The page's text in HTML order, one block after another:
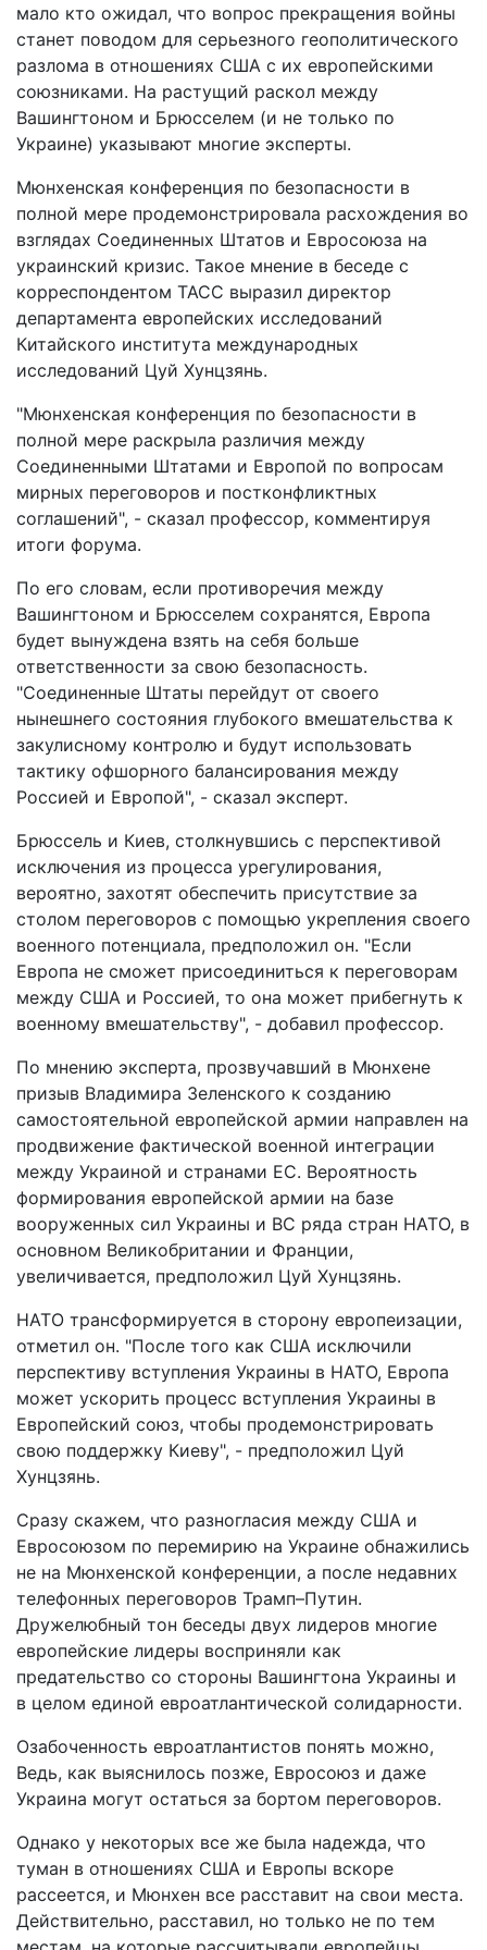
мало кто ожидал, что вопрос прекращения войны
станет поводом для серьезного геополитического
разлома в отношениях США с их европейскими
союзниками. На растущий раскол между
Вашингтоном и Брюсселем (и не только по
Украине) указывают многие эксперты.
Мюнхенская конференция по безопасности в
полной мере продемонстрировала расхождения во
взглядах Соединенных Штатов и Евросоюза на
украинский кризис. Такое мнение в беседе с
корреспондентом ТАСС выразил директор
департамента европейских исследований
Китайского института международных
исследований Цуй Хунцзянь.
"Мюнхенская конференция по безопасности в
полной мере раскрыла различия между
Соединенными Штатами и Европой по вопросам
мирных переговоров и постконфликтных
соглашений", - сказал профессор, комментируя
итоги форума.
По его словам, если противоречия между
Вашингтоном и Брюсселем сохранятся, Европа
будет вынуждена взять на себя больше
ответственности за свою безопасность.
"Соединенные Штаты перейдут от своего
нынешнего состояния глубокого вмешательства к
закулисному контролю и будут использовать
тактику офшорного балансирования между
Россией и Европой", - сказал эксперт.
Брюссель и Киев, столкнувшись с перспективой
исключения из процесса урегулирования,
вероятно, захотят обеспечить присутствие за
столом переговоров с помощью укрепления своего
военного потенциала, предположил он. "Если
Европа не сможет присоединиться к переговорам
между США и Россией, то она может прибегнуть к
военному вмешательству", - добавил профессор.
По мнению эксперта, прозвучавший в Мюнхене
призыв Владимира Зеленского к созданию
самостоятельной европейской армии направлен на
продвижение фактической военной интеграции
между Украиной и странами ЕС. Вероятность
формирования европейской армии на базе
вооруженных сил Украины и ВС ряда стран НАТО, в
основном Великобритании и Франции,
увеличивается, предположил Цуй Хунцзянь.
НАТО трансформируется в сторону европеизации,
отметил он. "После того как США исключили
перспективу вступления Украины в НАТО, Европа
может ускорить процесс вступления Украины в
Европейский союз, чтобы продемонстрировать
свою поддержку Киеву", - предположил Цуй
Хунцзянь.
Сразу скажем, что разногласия между США и
Евросоюзом по перемирию на Украине обнажились
не на Мюнхенской конференции, а после недавних
телефонных переговоров Трамп–Путин.
Дружелюбный тон беседы двух лидеров многие
европейские лидеры восприняли как
предательство со стороны Вашингтона Украины и
в целом единой евроатлантической солидарности.
Озабоченность евроатлантистов понять можно,
Ведь, как выяснилось позже, Евросоюз и даже
Украина могут остаться за бортом переговоров.
Однако у некоторых все же была надежда, что
туман в отношениях США и Европы вскоре
рассеется, и Мюнхен все расставит на свои места.
Действительно, расставил, но только не по тем